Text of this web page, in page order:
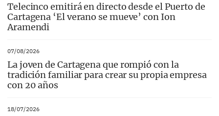
Telecinco emitirá en directo desde el Puerto de
Cartagena ‘El verano se mueve’ con Ion
Aramendi
07/08/2026
La joven de Cartagena que rompió con la
tradición familiar para crear su propia empresa
con 20 años
18/07/2026